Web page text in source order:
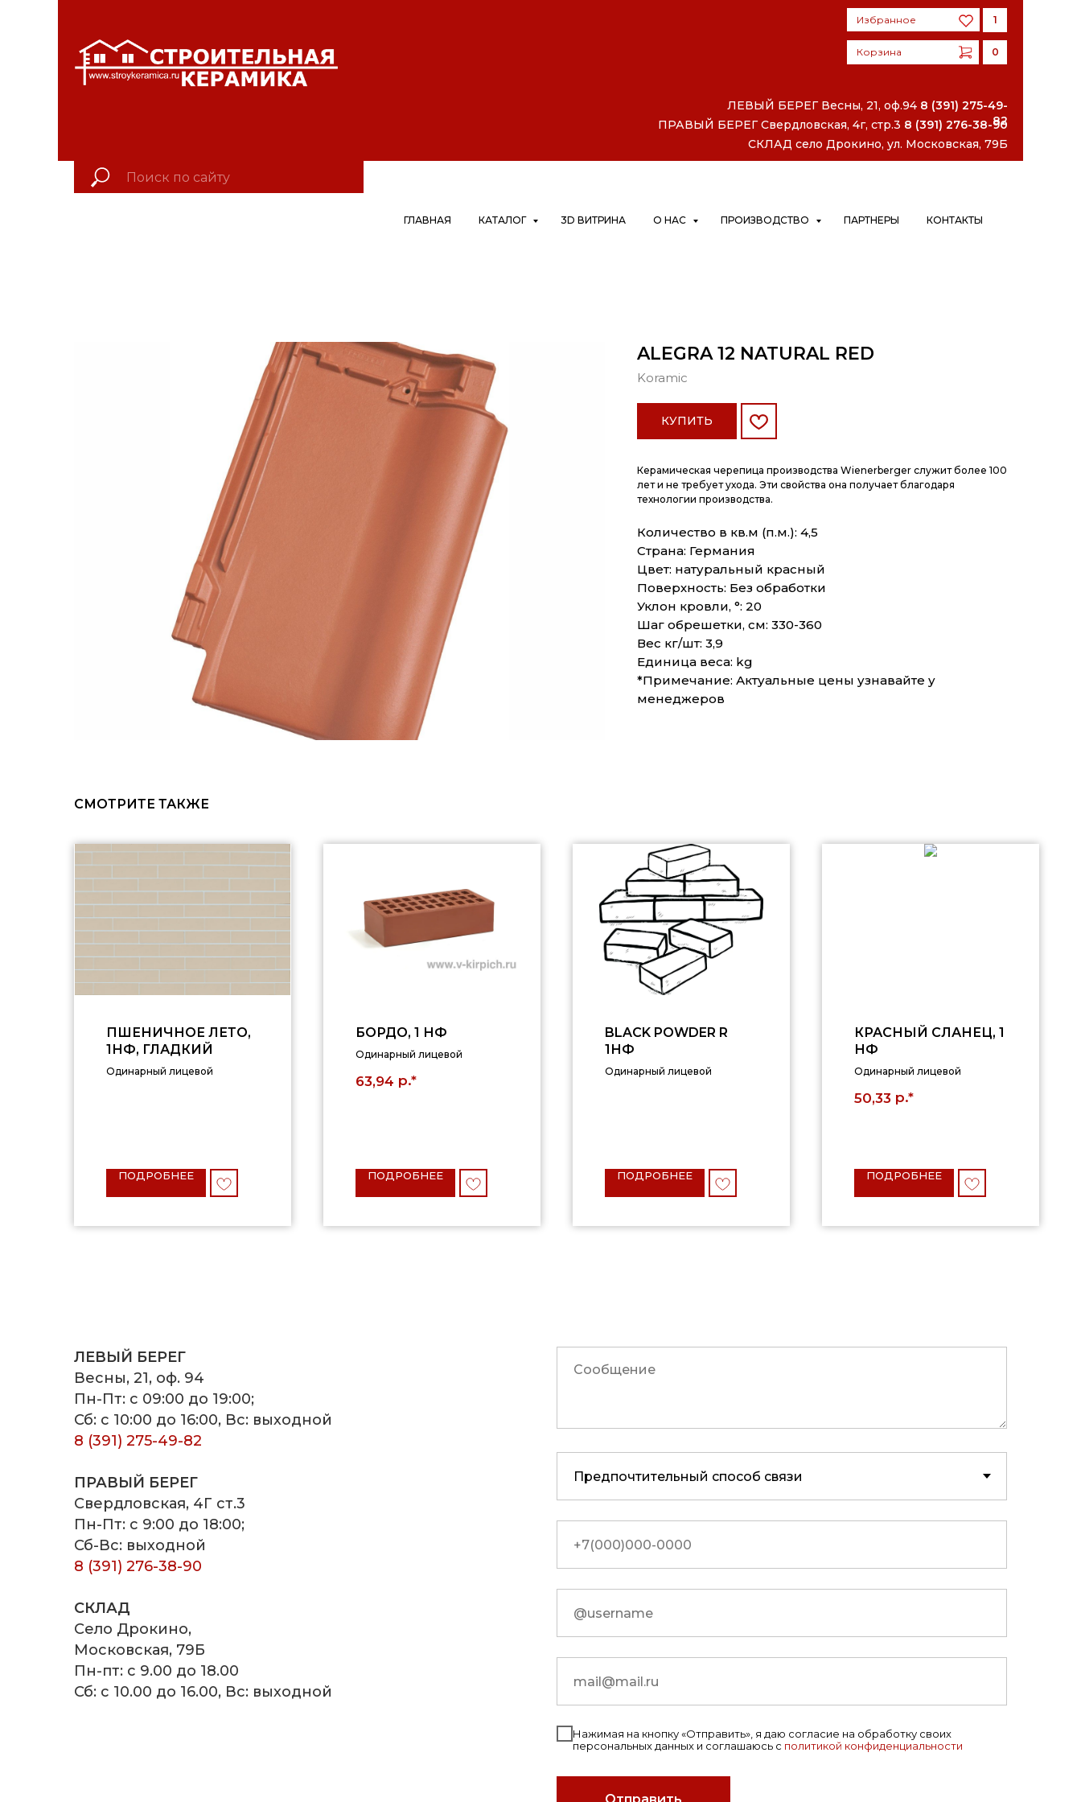
Корзина
Корзина
Избранное 1
0
ЛЕВЫЙ БЕРЕГ Весны, 21, оф.94 8 (391) 275-49-
82
ПРАВЫЙ БЕРЕГ Свердловская, 4г, стр.3 8 (391) 276-38-90
СКЛАД село Дрокино, ул. Московская, 79Б
ГЛАВНАЯ КАТАЛОГ 3D ВИТРИНА О НАС ПРОИЗВОДСТВО ПАРТНЕРЫ КОНТАКТЫ
ALEGRA 12 NATURAL RED
Koramic
КУПИТЬ
Керамическая черепица производства Wienerberger служит более 100
лет и не требует ухода. Эти свойства она получает благодаря
технологии производства.
Количество в кв.м (п.м.): 4,5
Страна: Германия
Цвет: натуральный красный
Поверхность: Без обработки
Уклон кровли, °: 20
Шаг обрешетки, см: 330-360
Вес кг/шт: 3,9
Единица веса: kg
*Примечание: Актуальные цены узнавайте у
менеджеров
СМОТРИТЕ ТАКЖЕ
ПШЕНИЧНОЕ ЛЕТО,
1НФ, ГЛАДКИЙ
Одинарный лицевой
ПОДРОБНЕЕ
БОРДО, 1 НФ
Одинарный лицевой
63,94 р.*
ПОДРОБНЕЕ
BLACK POWDER R
1НФ
Одинарный лицевой
ПОДРОБНЕЕ
КРАСНЫЙ СЛАНЕЦ, 1
НФ
Одинарный лицевой
50,33 р.*
ПОДРОБНЕЕ
ЛЕВЫЙ БЕРЕГ
Весны, 21, оф. 94
Пн-Пт: с 09:00 до 19:00;
Сб: с 10:00 до 16:00, Вс: выходной
8 (391) 275-49-82
ПРАВЫЙ БЕРЕГ
Свердловская, 4Г ст.3
Пн-Пт: с 9:00 до 18:00;
Сб-Вс: выходной
8 (391) 276-38-90
СКЛАД
Село Дрокино,
Московская, 79Б
Пн-пт: с 9.00 до 18.00
Сб: с 10.00 до 16.00, Вс: выходной
Нажимая на кнопку «Отправить», я даю согласие на обработку своих
персональных данных и соглашаюсь с политикой конфиденциальности